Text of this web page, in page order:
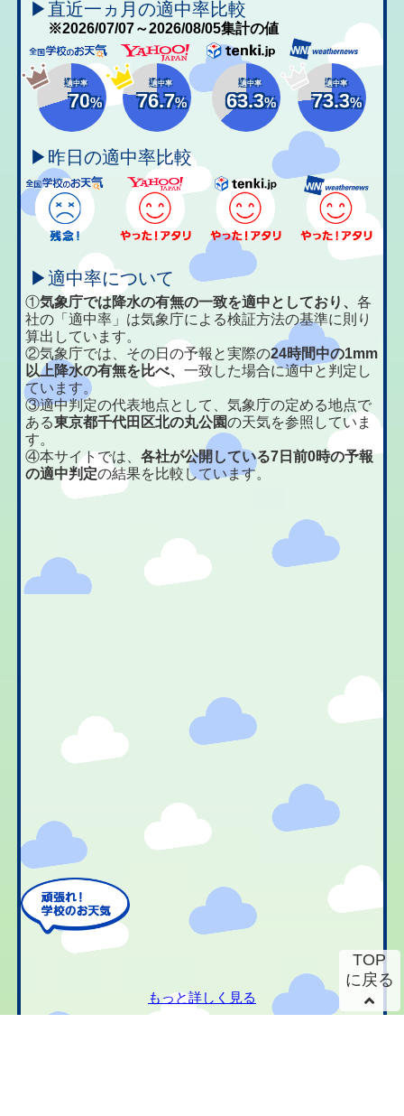
▶直近一ヵ月の適中率比較
※2026/07/07～2026/08/05集計の値
適中率
70%
適中率
76.7%
適中率
63.3%
適中率
73.3%
▶昨日の適中率比較
▶適中率について
①気象庁では降水の有無の一致を適中としており、各
社の「適中率」は気象庁による検証方法の基準に則り
算出しています。
②気象庁では、その日の予報と実際の24時間中の1mm
以上降水の有無を比べ、一致した場合に適中と判定し
ています。
③適中判定の代表地点として、気象庁の定める地点で
ある東京都千代田区北の丸公園の天気を参照していま
す。
④本サイトでは、各社が公開している7日前0時の予報
の適中判定の結果を比較しています。
もっと詳しく見る
TOP
に戻る